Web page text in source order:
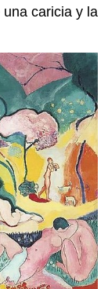
caricia y la